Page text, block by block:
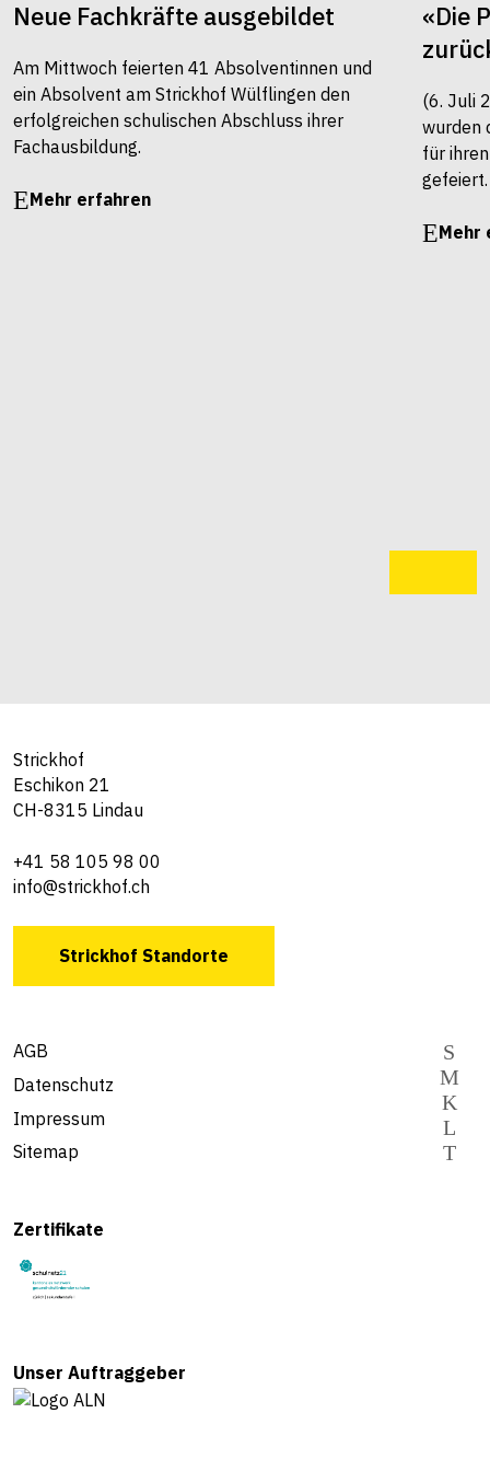
Neue Fachkräfte ausgebildet
Am Mittwoch feierten 41 Absolventinnen und
ein Absolvent am Strickhof Wülflingen den
erfolgreichen schulischen Abschluss ihrer
Fachausbildung.
Mehr erfahren
«Die
(6. Juli
wurden
für
gefeiert.
Mehr
Strickhof
Eschikon 21
CH-8315 Lindau
+41 58 105 98 00
info@strickhof.ch
Strickhof Standorte
AGB
Datenschutz
Impressum
Sitemap
Zertifikate
Unser Auftraggeber